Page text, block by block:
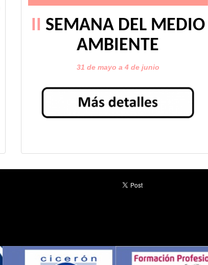
II SEMANA DEL MEDIO
AMBIENTE
31 de mayo a 4 de junio